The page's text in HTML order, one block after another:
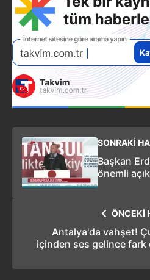
SONRAKİ
Başkan
önemli
ÖNCEKİ
Antalya'da vahşet!
içinden ses gelince fark